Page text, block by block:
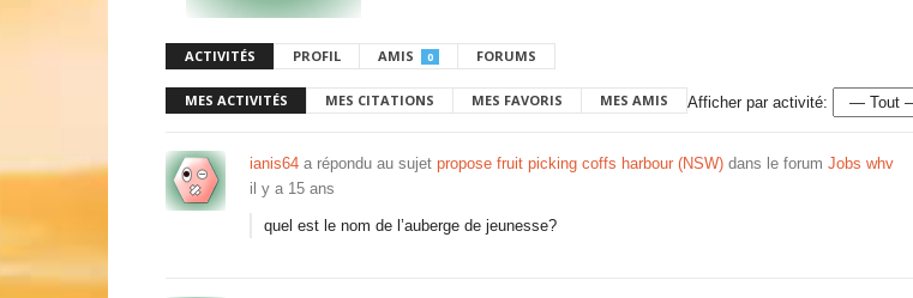
ACTIVITÉS PROFIL AMIS 0 FORUMS
MES ACTIVITÉS MES CITATIONS MES FAVORIS MES AMIS Afficher par activité:
ianis64 a répondu au sujet propose fruit picking coffs harbour (NSW) dans le forum Jobs whv
il y a 15 ans
quel est le nom de l’auberge de jeunesse?